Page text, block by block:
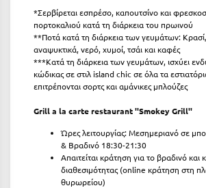
Μπούκα Μεσσηνίας
Μύκονος
Μυστράς
*Σερβίρεται εσπρέσο, καπουτσίνο και
πορτοκαλιού κατά τη διάρκεια του πρωινού
**Ποτά κατά τη διάρκεια των γευμάτων:
αναψυκτικά, νερό, χυμοί, τσάι και καφές
***Κατά τη διάρκεια των γευμάτων, ισχύει
κώδικας σε στιλ island chic σε όλα τα
επιτρέπονται σορτς και αμάνικες μπλούζες
Grill a la carte restaurant ''Smokey Grill''
Ώρες λειτουργίας: Μεσημεριανό σε
& Βραδινό 18:30-21:30
Απαιτείται κράτηση για το βραδινό και
διαθεσιμότητας (online κράτηση στη
θυρωρείου)